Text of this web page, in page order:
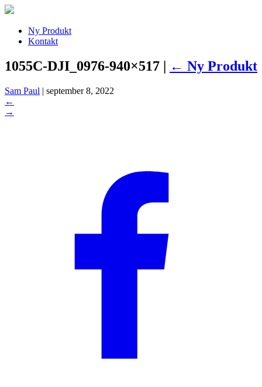
Ny Produkt
Kontakt
1055C-DJI_0976-940×517 | ← Ny Produkt
Sam Paul | september 8, 2022
←
→